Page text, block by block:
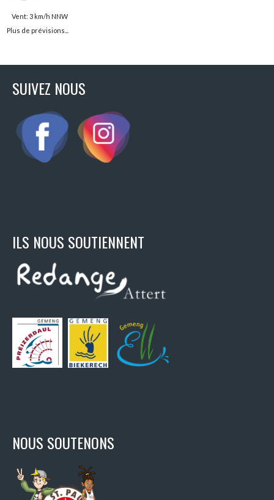
Vent: 3 km/h NNW
Plus de prévisions...
SUIVEZ NOUS
ILS NOUS SOUTIENNENT
NOUS SOUTENONS